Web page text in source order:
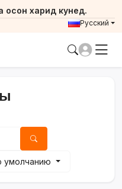
осон харид кунед.
Русский
умолчанию